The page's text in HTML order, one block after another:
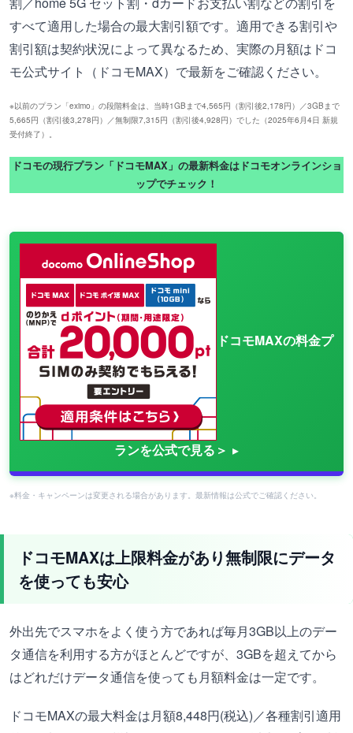
すべて適用した場合の最大割引額です。適用できる割引や
割引額は契約状況によって異なるため、実際の月額はドコ
モ公式サイト（ドコモMAX）で最新をご確認ください。
※以前のプラン「eximo」の段階料金は、当時1GBまで4,565円（割引後2,178円）／3GBまで
5,665円（割引後3,278円）／無制限7,315円（割引後4,928円）でした（2025年6月4日 新規
受付終了）。
ドコモの現行プラン「ドコモMAX」の最新料金はドコモオンラインショ
ップでチェック！
ドコモMAXの料金プ
ランを公式で見る＞
※料金・キャンペーンは変更される場合があります。最新情報は公式でご確認ください。
ドコモMAXは上限料金があり無制限にデータ
を使っても安心
外出先でスマホをよく使う方であれば毎月3GB以上のデー
タ通信を利用する方がほとんどですが、3GBを超えてから
はどれだけデータ通信を使っても月額料金は一定です。
ドコモMAXの最大料金は月額8,448円(税込)／各種割引適用